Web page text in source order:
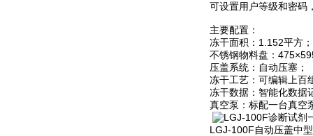
可设置用户等级和密码
主要配置：
冻干面积：1.152平方；
不锈钢物料盘：
压盖系统：自动压塞；
冻干工艺：可编辑上百
冻干数据：智能化数据
真空泵：标配一台真空
LGJ-100F自动压盖中